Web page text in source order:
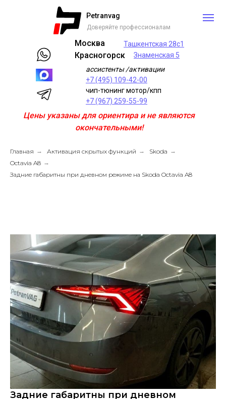
Ташкентская 28с1
Знаменская 5
ассистенты /активации
+7 (495) 109-42-00
чип-тюнинг мотор/кпп
+7 (967) 259-55-99
Москва
Красногорск
Petranvag
Доверяйте профессионалам
Цены указаны для ориентира и не являются
окончательными!
Главная → Активация скрытых функций → Skoda →
Octavia A8 →
Задние габаритны при дневном режиме на Skoda Octavia A8
Задние габаритны при дневном